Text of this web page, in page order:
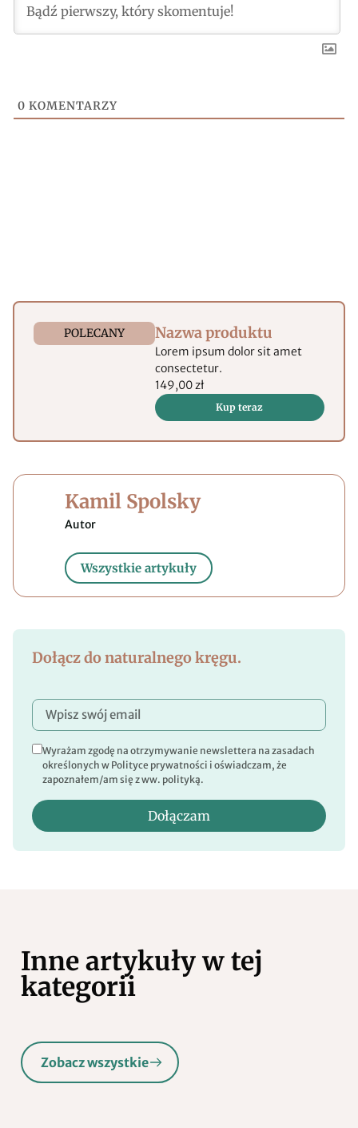
0 KOMENTARZY
POLECANY Nazwa produktu
Lorem ipsum dolor sit amet
consectetur.
149,00 zł
Kup teraz
Kamil Spolsky
Wszystkie artykuły
Dołącz do naturalnego kręgu.
Wyrażam zgodę na otrzymywanie newslettera na zasadach
określonych w Polityce prywatności i oświadczam, że
zapoznałem/am się z ww. polityką.
Dołączam
Inne artykuły w tej
kategorii
Zobacz wszystkie